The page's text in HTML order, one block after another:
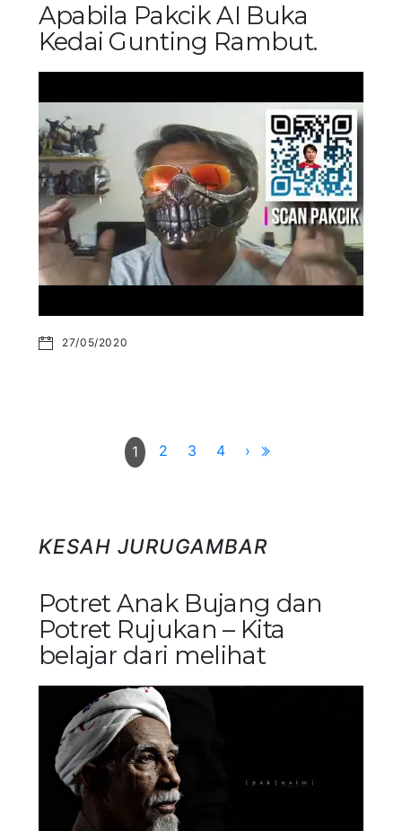
Apabila Pakcik AI Buka
Kedai Gunting Rambut.
27/05/2020
1 2 3 4 ›
KESAH JURUGAMBAR
Potret Anak Bujang dan
Potret Rujukan – Kita
belajar dari melihat